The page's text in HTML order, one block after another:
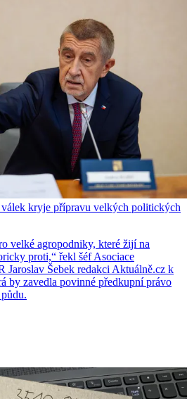
kryje přípravu velkých politických
velké agropodniky, které žijí na
proti,“ řekl šéf Asociace
Jaroslav Šebek redakci Aktuálně.cz k
by zavedla povinné předkupní právo